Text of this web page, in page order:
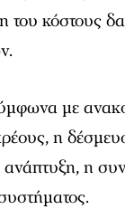
κόστους
με
η
η